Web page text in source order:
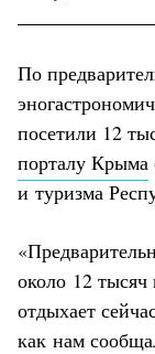
По
посетили 12
порталу Крыма
и туризма
около 12 тысяч
отдыхает
как нам